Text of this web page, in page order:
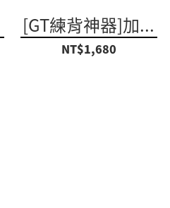
[GT練背神器]加...
NT$1,680